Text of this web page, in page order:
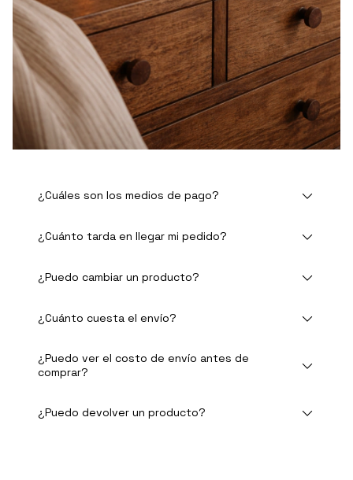
¿Cuáles son los medios de pago?
¿Cuánto tarda en llegar mi pedido?
¿Puedo cambiar un producto?
¿Cuánto cuesta el envío?
¿Puedo ver el costo de envío antes de
comprar?
¿Puedo devolver un producto?